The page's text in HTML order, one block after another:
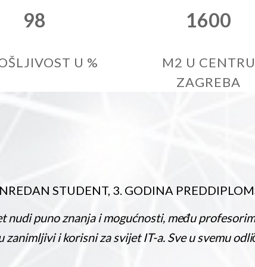
98
U %
1600
M2 U CENTRU
ZAGREBA
PREDDIPLOMSKOG STUDIJA
među profesorima i studentima vlada
a. Sve u svemu odličan fakultet.“